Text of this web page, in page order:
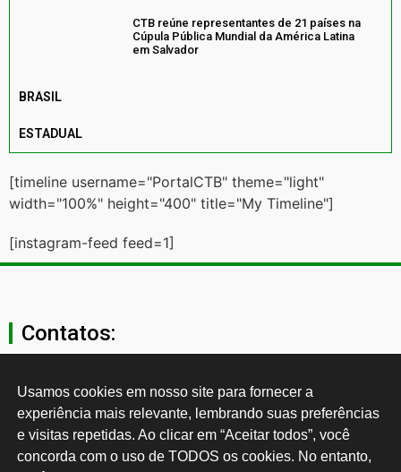
CTB reúne representantes de 21 países na
Cúpula Pública Mundial da América Latina
em Salvador
BRASIL
ESTADUAL
[timeline username="PortalCTB" theme="light"
width="100%" height="400" title="My Timeline"]
[instagram-feed feed=1]
Contatos:
secgeral@ctb.org.br
11 3874-0040
Rua Cardoso de Almeida, 1843, Sumaré São Paulo - SP -
Usamos cookies em nosso site para fornecer a
experiência mais relevante, lembrando suas preferências
e visitas repetidas. Ao clicar em “Aceitar todos”, você
concorda com o uso de TODOS os cookies. No entanto,